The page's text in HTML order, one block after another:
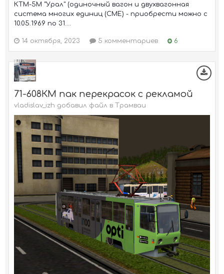
КТМ-5М "Урал" (одиночный вагон и двухвагонная
система многих единиц (СМЕ) - приобрести можно с
10.05.1969 по 31....
14 октября, 2023 5 комментариев 6
71-608КМ пак перекрасок с рекламой
vladislav_izh добавил файл в Трамваи